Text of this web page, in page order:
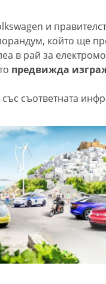
и
който ще
в рай за
предвижда
със съответната